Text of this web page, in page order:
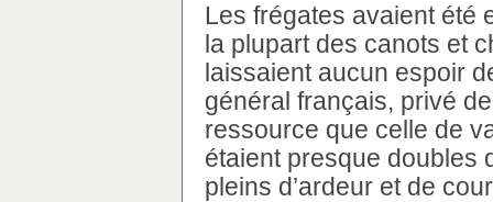
Les frégates avaient été
la plupart des canots et
laissaient aucun espoir
général français, privé
ressource que celle de
étaient presque doubles
pleins d’ardeur et de